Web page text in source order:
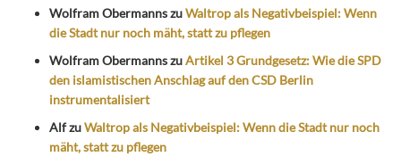
Wolfram ObermannszuWaltrop als Negativbeispiel: Wenn
die Stadt nur noch mäht, statt zu pflegen
Wolfram ObermannszuArtikel 3 Grundgesetz: Wie die SPD
den islamistischen Anschlag auf den CSD Berlin
instrumentalisiert
AlfzuWaltrop als Negativbeispiel: Wenn die Stadt nur noch
mäht, statt zu pflegen